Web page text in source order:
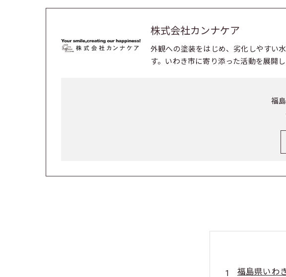
株式会社カンナケア
外観への塗装をはじめ、劣化しやすい
す。いわき市に寄り添った活動を展開
福
福島県いわ